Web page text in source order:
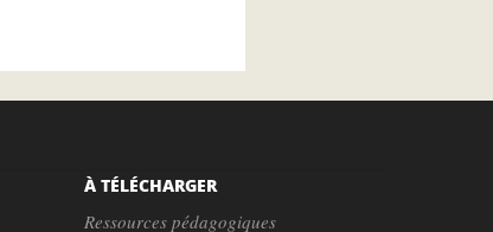
À TÉLÉCHARGER
Ressources pédagogiques